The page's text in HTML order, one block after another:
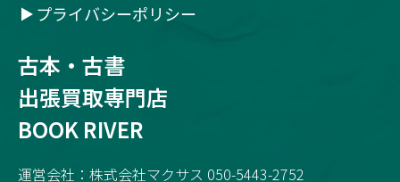
プライバシーポリシー
古本・古書
出張買取専門店
BOOK RIVER
運営会社：株式会社マクサス 050-5443-2752